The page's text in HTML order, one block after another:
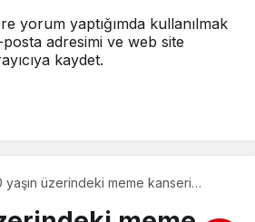
yorum yaptığımda kullanılmak
posta adresimi ve web site
kaydet.
yaşın üzerindeki meme kanseri
kavuşabilir